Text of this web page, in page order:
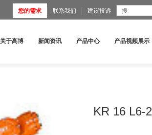
您的需求 联系我们 建议投诉
关于高博 新闻资讯 产品中心 产品视频展示
KR 16 L6-2